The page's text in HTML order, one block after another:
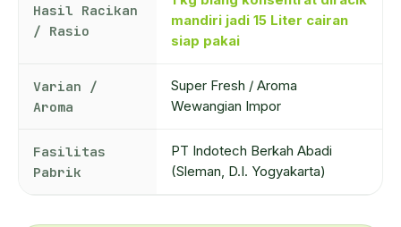
Hasil Racikan
/ Rasio
mandiri jadi 15 Liter cairan
siap pakai
Varian /
Aroma
Super Fresh / Aroma
Wewangian Impor
Fasilitas
Pabrik
PT Indotech Berkah Abadi
(Sleman, D.I. Yogyakarta)